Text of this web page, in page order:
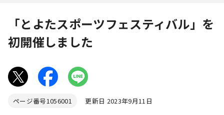
「とよたスポーツフェスティバル」を
初開催しました
ページ番号1056001 更新日 2023年9月11日